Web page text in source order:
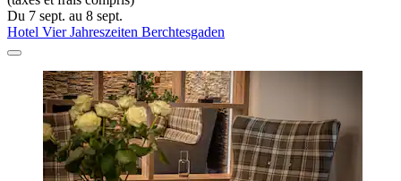
Du 7 sept. au 8 sept.
Hotel Vier Jahreszeiten Berchtesgaden